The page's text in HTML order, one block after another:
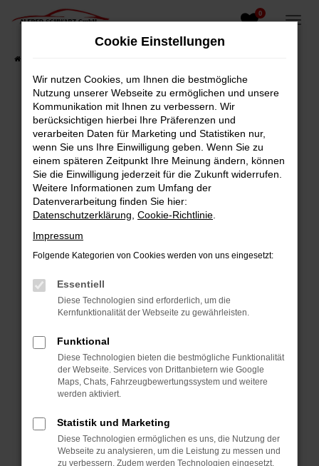
Zum
0
Fehler: Network Error
Beim Laden ist ein Fehler aufgetreten.
Hier sind ein paar Tipps, die dir helfen können:
Überprüfe deine Firewall und deine
Internetverbindung.
Laden andere Webseiten, zum Beispiel deine
Suchmaschine?
Prüfe deine Browsererweiterungen.
Manche Erweiterungen, wie Werbeblocker,
können das Laden bestimmter Seiten
verhindern. Funktioniert die Seite in einem
Fenster?
Starte dein Gerät neu.
Das kann manchmal helfen, vorübergehende
Probleme zu beheben.
Betriebssystem auf dem neuesten Stand
sind.
Veraltete Software birgt nicht nur ein
Cookie Einstellungen
Wir nutzen Cookies, um Ihnen die bestmögliche
Nutzung unserer Webseite zu ermöglichen und unsere
Kommunikation mit Ihnen zu verbessern. Wir
berücksichtigen hierbei Ihre Präferenzen und
verarbeiten Daten für Marketing und Statistiken nur,
wenn Sie uns Ihre Einwilligung geben. Wenn Sie zu
einem späteren Zeitpunkt Ihre Meinung ändern, können
Sie die Einwilligung jederzeit für die Zukunft widerrufen.
Weitere Informationen zum Umfang der
Datenverarbeitung finden Sie hier:
Datenschutzerklärung Cookie-Richtlinie
Impressum
Folgende Kategorien von Cookies werden von uns eingesetzt:
Essentiell
Diese Technologien sind erforderlich, um die
Kernfunktionalität der Webseite zu gewährleisten.
Funktional
Diese Technologien bieten die bestmögliche Funktionalität
der Webseite. Services von Drittanbietern wie Google
Maps, Chats, Fahrzeugbewertungssystem und weitere
werden aktiviert.
Statistik und Marketing
Diese Technologien ermöglichen es uns, die Nutzung der
Webseite zu analysieren, um die Leistung zu messen und
zu verbessern. Zudem werden Technologien eingesetzt,